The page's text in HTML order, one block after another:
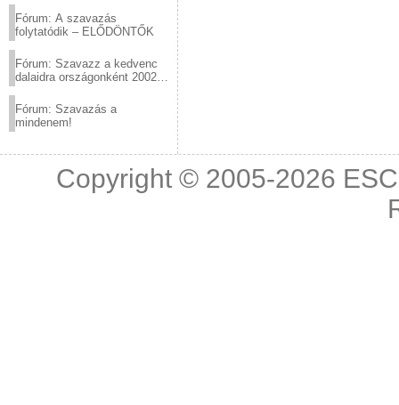
Fórum: A szavazás
folytatódik – ELŐDÖNTŐK
Fórum: Szavazz a kedvenc
dalaidra országonként 2002
Fórum: Szavazás a
mindenem!
Copyright © 2005-2026